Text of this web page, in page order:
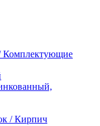
Комплектующие
/ Кирпич